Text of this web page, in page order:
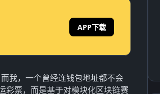
APP下载
我，一个曾经连钱包地址都不会
彩票，而是基于对模块化区块链赛